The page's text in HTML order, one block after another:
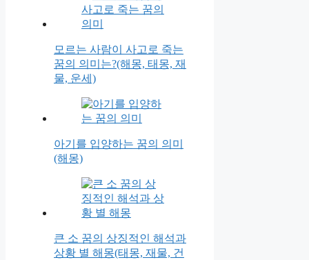
모르는 사람이 사고로 죽는
꿈의 의미는?(해몽, 태몽, 재
물, 운세)
아기를 입양하는 꿈의 의미
(해몽)
큰 소 꿈의 상징적인 해석과
상황 별 해몽(태몽, 재물, 건